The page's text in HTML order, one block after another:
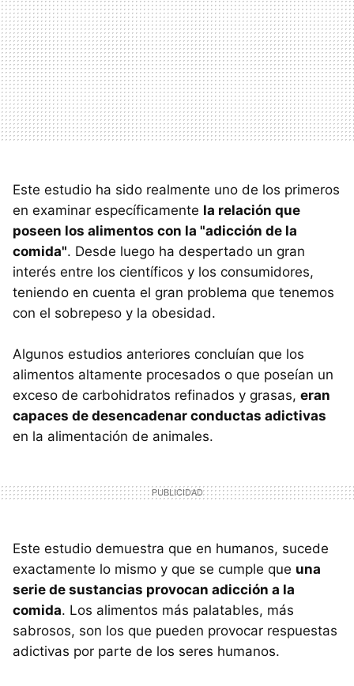
Este estudio ha sido realmente uno de los primeros
en examinar específicamente la relación que
poseen los alimentos con la "adicción de la
comida". Desde luego ha despertado un gran
interés entre los científicos y los consumidores,
teniendo en cuenta el gran problema que tenemos
con el sobrepeso y la obesidad.
Algunos estudios anteriores concluían que los
alimentos altamente procesados o que poseían un
exceso de carbohidratos refinados y grasas, eran
capaces de desencadenar conductas adictivas
en la alimentación de animales.
Este estudio demuestra que en humanos, sucede
exactamente lo mismo y que se cumple que una
serie de sustancias provocan adicción a la
comida. Los alimentos más palatables, más
sabrosos, son los que pueden provocar respuestas
adictivas por parte de los seres humanos.